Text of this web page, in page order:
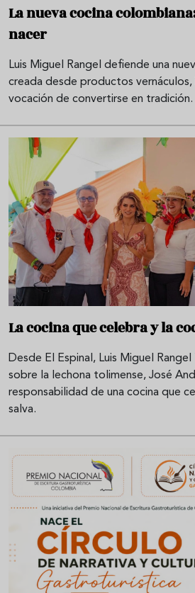
La nueva cocina
nacer
Luis Miguel Rangel defiende una
creada desde productos vernáculos,
vocación de convertirse en tradición.
La cocina que celebra y la
Desde El Espinal, Luis Miguel
sobre la lechona tolimense, José
responsabilidad de una cocina que
salva.